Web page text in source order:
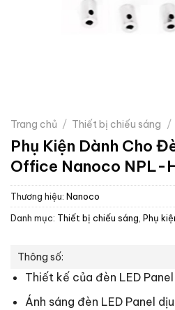
Trang chủ / Thiết bị chiếu sáng /
Phụ Kiện Dành Cho
Office Nanoco NPL-
Thương hiệu: Nanoco
Danh mục: Thiết bị chiếu sáng Phụ
Thông số:
Thiết kế của đèn LED
Ánh sáng đèn LED Panel